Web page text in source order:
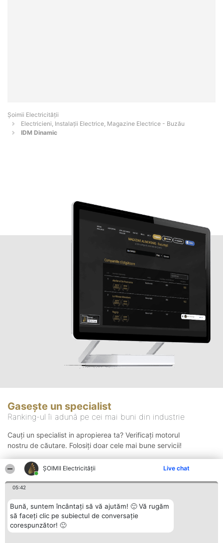
ȘOIMII Electricității Live chat
05:42
Bună, suntem încântați să vă ajutăm! 🙂 Vă rugăm
să faceți clic pe subiectul de conversație
corespunzător! 🙂
Șoimii Electricității
Electricieni, Instalații Electrice, Magazine Electrice - Buzău
IDM Dinamic
Gasește un specialist
Ranking-ul îi adună pe cei mai buni din industrie
Cauți un specialist in apropierea ta? Verificați motorul
nostru de căutare. Folosiți doar cele mai bune servicii!